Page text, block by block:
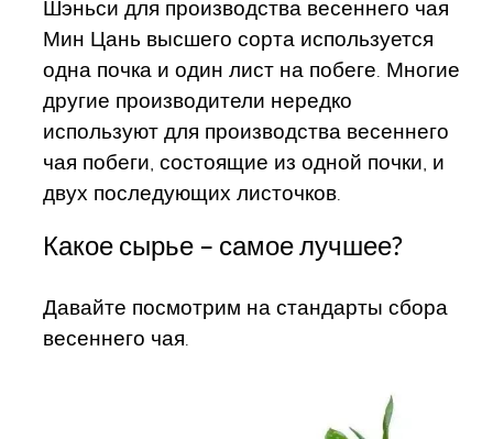
Шэньси для производства весеннего чая
Мин Цань высшего сорта используется
одна почка и один лист на побеге. Многие
другие производители нередко
используют для производства весеннего
чая побеги, состоящие из одной почки, и
двух последующих листочков.
Какое сырье – самое лучшее?
Давайте посмотрим на стандарты сбора
весеннего чая.